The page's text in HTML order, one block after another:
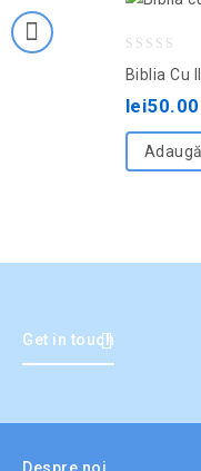
Biblia Cu
lei50.00
Get in touch
Despre noi